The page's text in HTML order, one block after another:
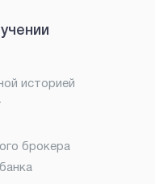
историей
брокера